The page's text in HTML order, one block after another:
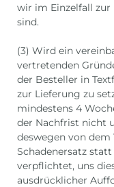
wir im Einzelfall
sind.
(3) Wird ein
vertretenden
der Besteller in
zur Lieferung zu
mindestens 4
der Nachfrist nicht
deswegen von
Schadenersatz
verpflichtet, uns
ausdrücklicher